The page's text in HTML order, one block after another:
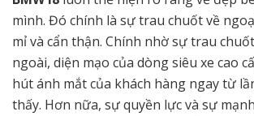
mình. Đó chính là sự trau chuốt về
mỉ và cẩn thận. Chính nhờ sự trau
ngoài, diện mạo của dòng siêu xe cao
hút ánh mắt của khách hàng ngay từ
thấy. Hơn nữa, sự quyền lực và sự